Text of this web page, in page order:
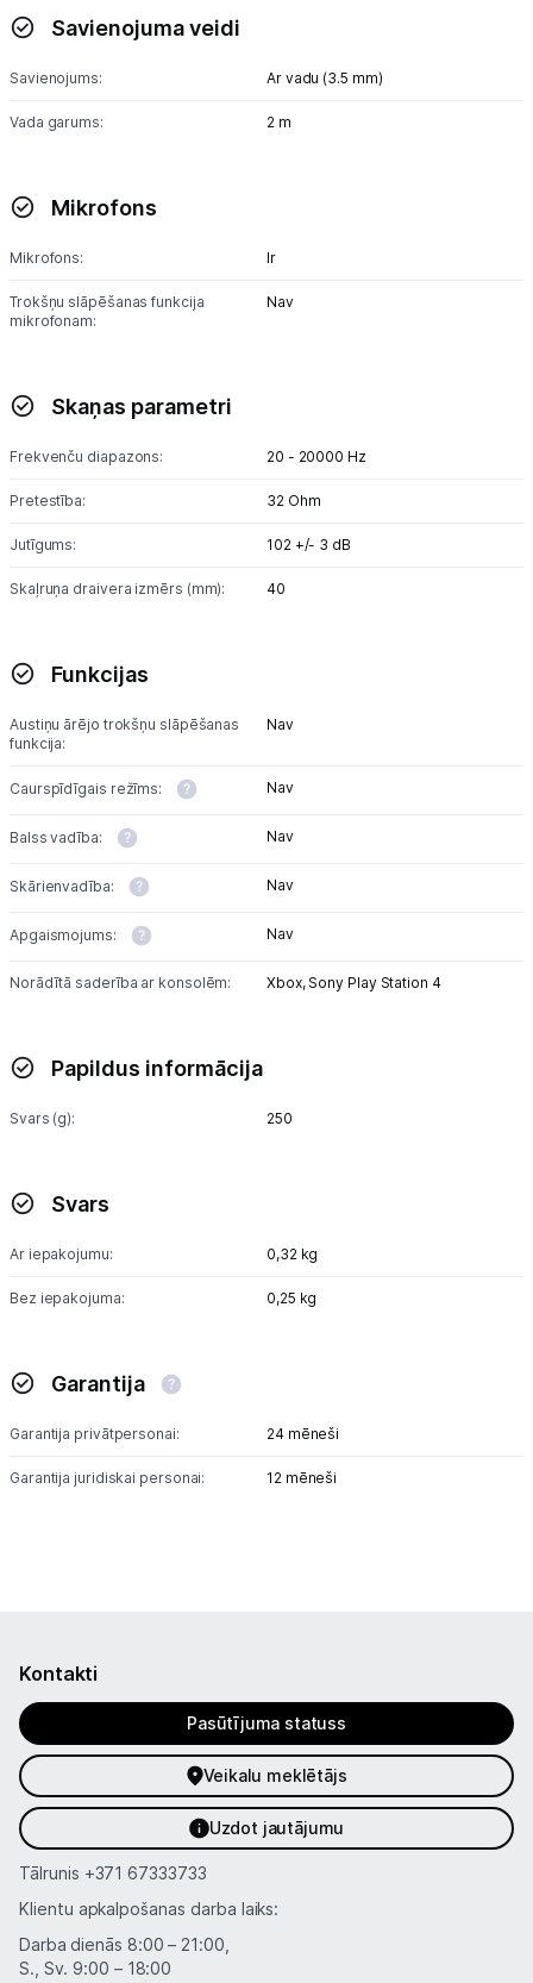
Viedierīces
Sports un atpūta
Piegāde un apmaksa
Informācija
Savienojuma veidi
Savienojums: Ar vadu (3.5 mm)
Vada garums: 2 m
Mikrofons
Mikrofons: Ir
Trokšņu slāpēšanas funkcija
mikrofonam:
Nav
Skaņas parametri
Frekvenču diapazons: 20 - 20000 Hz
Pretestība: 32 Ohm
Jutīgums: 102 +/- 3 dB
Skaļruņa draivera izmērs (mm): 40
Funkcijas
Austiņu ārējo trokšņu slāpēšanas
funkcija:
Nav
Caurspīdīgais režīms: Nav
Balss vadība: Nav
Skārienvadība: Nav
Apgaismojums: Nav
Norādītā saderība ar konsolēm: Xbox, Sony Play Station 4
Papildus informācija
Svars (g): 250
Svars
Ar iepakojumu: 0,32 kg
Bez iepakojuma: 0,25 kg
Garantija
Garantija privātpersonai: 24 mēneši
Garantija juridiskai personai: 12 mēneši
Kontakti
Pasūtījuma statuss
Veikalu meklētājs
Uzdot jautājumu
Tālrunis +371 67333733
Klientu apkalpošanas darba laiks:
Darba dienās 8:00 – 21:00,
S., Sv. 9:00 – 18:00